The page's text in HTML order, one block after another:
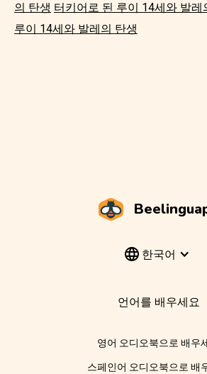
의 탄생 터키어로 된 루이 14세와 발레
루이 14세와 발레의 탄생
한국어
언어를 배우세요
영어 오디오북으로 배우
스페인어 오디오북으로 배